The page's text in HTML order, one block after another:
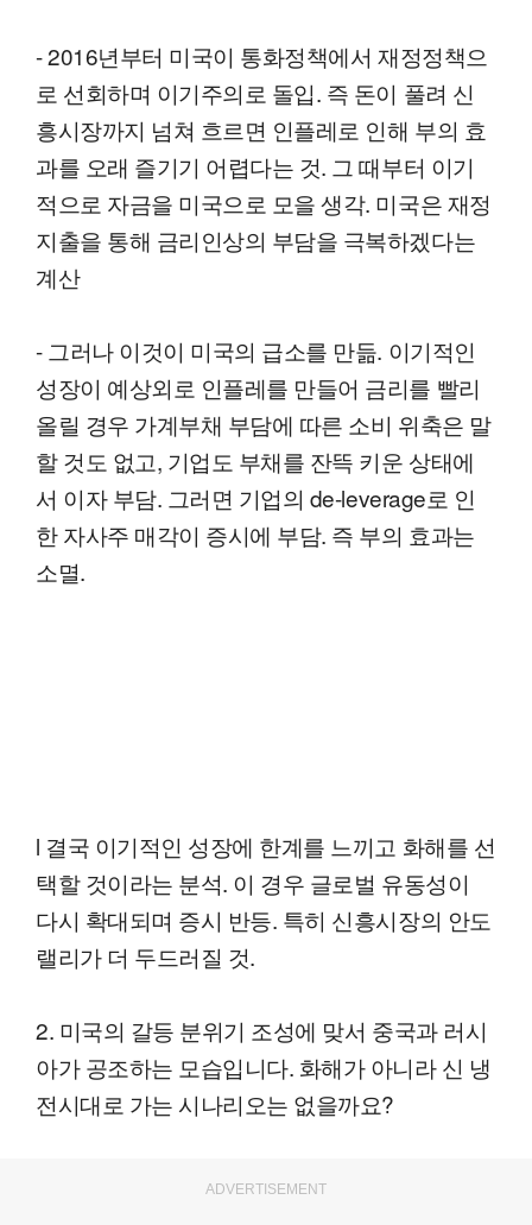
- 2016년부터 미국이 통화정책에서 재정정책으
로 선회하며 이기주의로 돌입. 즉 돈이 풀려 신
흥시장까지 넘쳐 흐르면 인플레로 인해 부의 효
과를 오래 즐기기 어렵다는 것. 그 때부터 이기
적으로 자금을 미국으로 모을 생각. 미국은 재정
지출을 통해 금리인상의 부담을 극복하겠다는
계산
- 그러나 이것이 미국의 급소를 만듦. 이기적인
성장이 예상외로 인플레를 만들어 금리를 빨리
올릴 경우 가계부채 부담에 따른 소비 위축은 말
할 것도 없고, 기업도 부채를 잔뜩 키운 상태에
서 이자 부담. 그러면 기업의 de-leverage로 인
한 자사주 매각이 증시에 부담. 즉 부의 효과는
소멸.
l 결국 이기적인 성장에 한계를 느끼고 화해를 선
택할 것이라는 분석. 이 경우 글로벌 유동성이
다시 확대되며 증시 반등. 특히 신흥시장의 안도
랠리가 더 두드러질 것.
2. 미국의 갈등 분위기 조성에 맞서 중국과 러시
아가 공조하는 모습입니다. 화해가 아니라 신 냉
전시대로 가는 시나리오는 없을까요?
ADVERTISEMENT